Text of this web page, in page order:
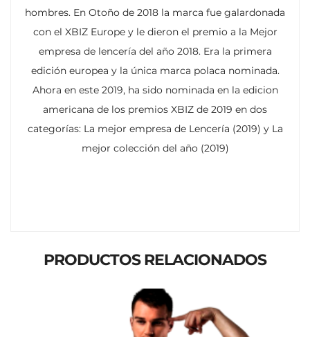
hombres. En Otoño de 2018 la marca fue galardonada
con el XBIZ Europe y le dieron el premio a la Mejor
empresa de lencería del año 2018. Era la primera
edición europea y la única marca polaca nominada.
Ahora en este 2019, ha sido nominada en la edicion
americana de los premios XBIZ de 2019 en dos
categorías: La mejor empresa de Lencería (2019) y La
mejor colección del año (2019)
PRODUCTOS RELACIONADOS